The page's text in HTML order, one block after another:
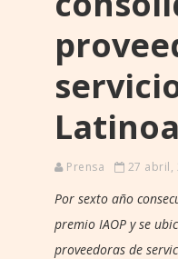
Prensa 27 abril,
Por sexto año
premio IAOP y se
proveedoras de